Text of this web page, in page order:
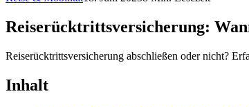
Reiserücktrittsversicherung:
Reiserücktrittsversicherung abschließen oder nicht?
Inhalt